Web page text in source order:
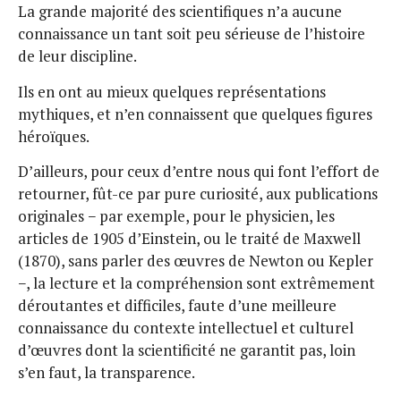
La grande majorité des scientifiques n’a aucune
connaissance un tant soit peu sérieuse de l’histoire
de leur discipline.
Ils en ont au mieux quelques représentations
mythiques, et n’en connaissent que quelques figures
héroïques.
D’ailleurs, pour ceux d’entre nous qui font l’effort de
retourner, fût-ce par pure curiosité, aux publications
originales − par exemple, pour le physicien, les
articles de 1905 d’Einstein, ou le traité de Maxwell
(1870), sans parler des œuvres de Newton ou Kepler
−, la lecture et la compréhension sont extrêmement
déroutantes et difficiles, faute d’une meilleure
connaissance du contexte intellectuel et culturel
d’œuvres dont la scientificité ne garantit pas, loin
s’en faut, la transparence.